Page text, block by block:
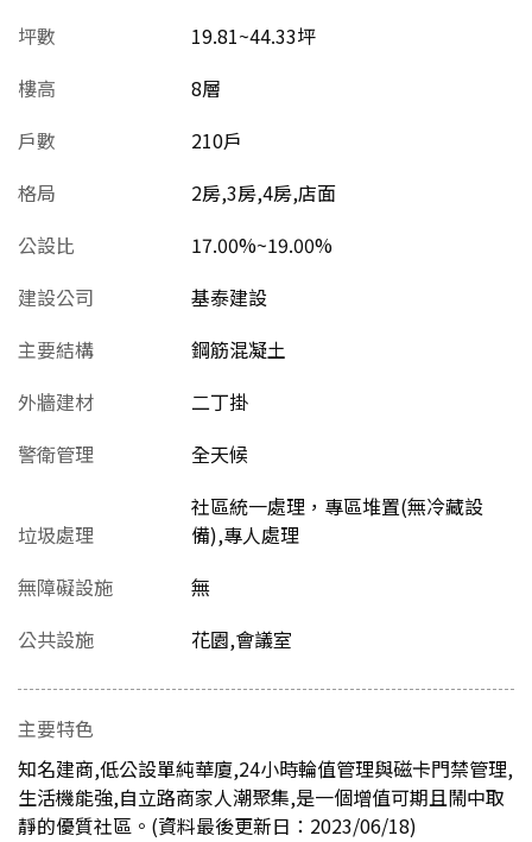
坪數
19.81~44.33坪
樓高
8層
戶數
210戶
格局
2房,3房,4房,店面
公設比
17.00%~19.00%
建設公司
基泰建設
主要結構
鋼筋混凝土
外牆建材
二丁掛
警衛管理
全天候
垃圾處理
社區統一處理，專區堆置(無冷藏設
備),專人處理
無障礙設施
無
公共設施
花園,會議室
主要特色
知名建商,低公設單純華廈,24小時輪值管理與磁卡門禁管理,
生活機能強,自立路商家人潮聚集,是一個增值可期且鬧中取
靜的優質社區。(資料最後更新日：2023/06/18)